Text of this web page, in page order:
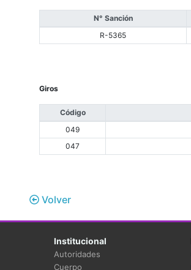
N° Sanción
R-5365
Giros
Código
049
047
Volver
Institucional
Autoridades
Cuerpo